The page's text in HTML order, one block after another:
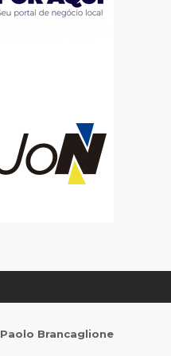
Paolo Brancaglione